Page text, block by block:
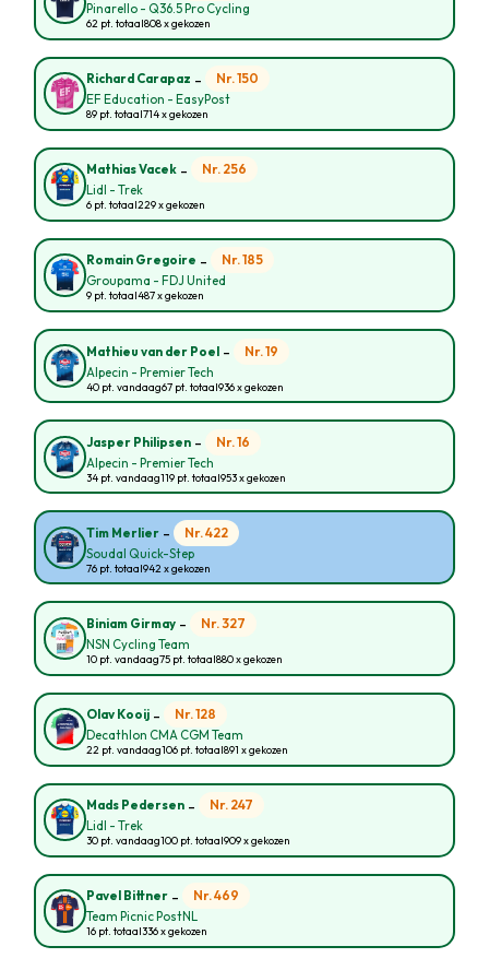
Pinarello - Q36.5 Pro Cycling
62 pt. totaal808 x gekozen
Richard Carapaz - Nr. 150
EF Education - EasyPost
89 pt. totaal714 x gekozen
Mathias Vacek - Nr. 256
Lidl - Trek
6 pt. totaal229 x gekozen
Romain Gregoire - Nr. 185
Groupama - FDJ United
9 pt. totaal487 x gekozen
Mathieu van der Poel - Nr. 19
Alpecin - Premier Tech
40 pt. vandaag67 pt. totaal936 x gekozen
Jasper Philipsen - Nr. 16
Alpecin - Premier Tech
34 pt. vandaag119 pt. totaal953 x gekozen
Tim Merlier - Nr. 422
Soudal Quick-Step
76 pt. totaal942 x gekozen
Biniam Girmay - Nr. 327
NSN Cycling Team
10 pt. vandaag75 pt. totaal880 x gekozen
Olav Kooij - Nr. 128
Decathlon CMA CGM Team
22 pt. vandaag106 pt. totaal891 x gekozen
Mads Pedersen - Nr. 247
Lidl - Trek
30 pt. vandaag100 pt. totaal909 x gekozen
Pavel Bittner - Nr. 469
Team Picnic PostNL
16 pt. totaal336 x gekozen